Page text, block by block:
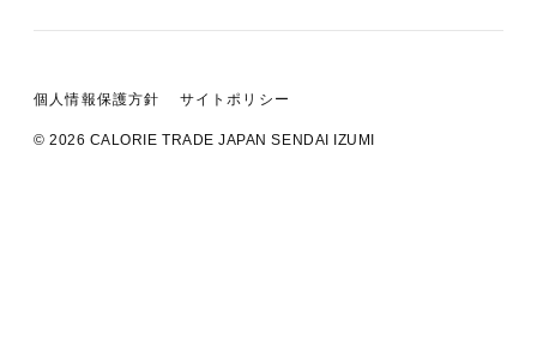
個人情報保護方針 サイトポリシー
© 2026 CALORIE TRADE JAPAN SENDAI IZUMI